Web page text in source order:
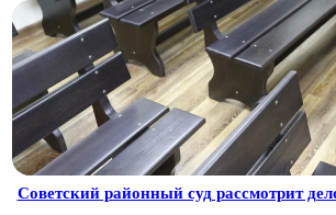
Советский районный суд рассмотрит